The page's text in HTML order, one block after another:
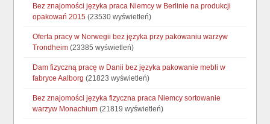
Bez znajomości języka praca Niemcy w Berlinie na produkcji
opakowań 2015 (23530 wyświetleń)
Oferta pracy w Norwegii bez języka przy pakowaniu warzyw
Trondheim (23385 wyświetleń)
Dam fizyczną pracę w Danii bez języka pakowanie mebli w
fabryce Aalborg (21823 wyświetleń)
Bez znajomości języka fizyczna praca Niemcy sortowanie
warzyw Monachium (21819 wyświetleń)